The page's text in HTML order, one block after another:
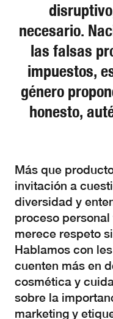
necesario.
las falsas
impuestos,
género
honesto,
Más que
invitación a
diversidad y
proceso
merece respeto
Hablamos con
cuenten más en
cosmética y
sobre la
marketing y